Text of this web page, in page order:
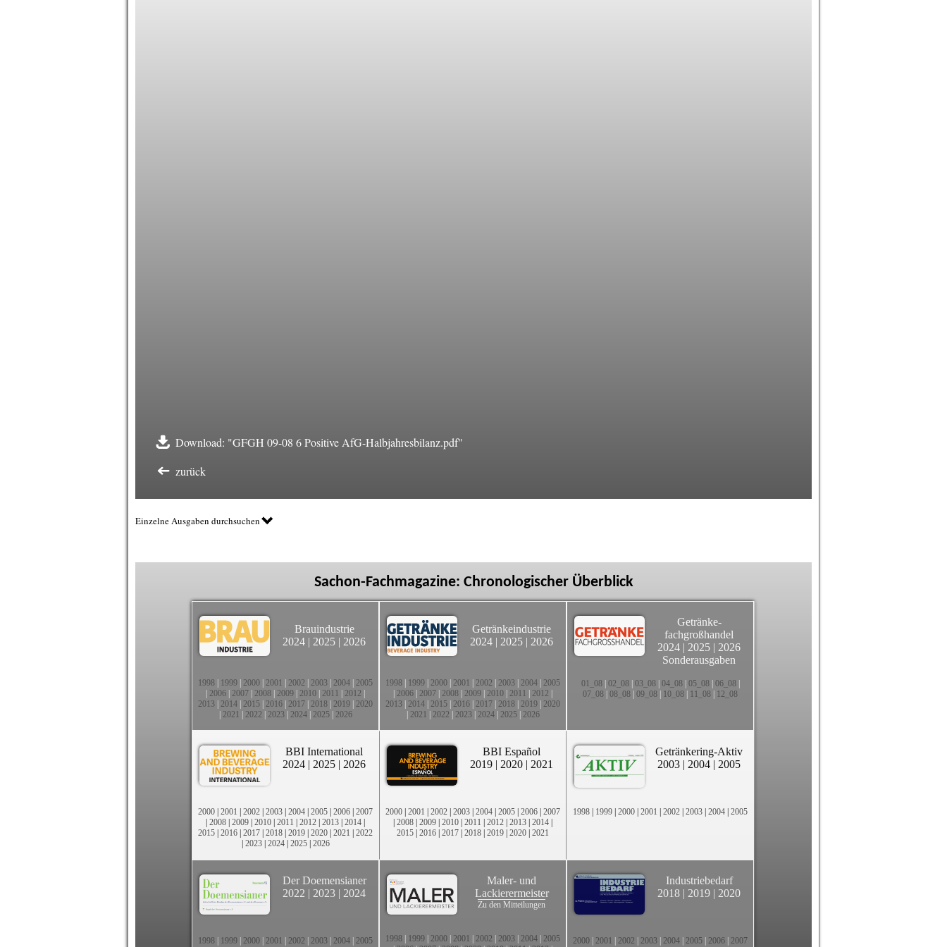
Download: "GFGH 09-08 6 Positive AfG-Halbjahresbilanz.pdf"
zurück
Einzelne Ausgaben durchsuchen
Sachon-Fachmagazine: Chronologischer Überblick
Brauindustrie
2024 | 2025 | 2026
1998 1999 2000 2001 2002 2003 2004 2005
2006 2007 2008 2009 2010 2011 2012
2013 2014 2015 2016 2017 2018 2019 2020
2021 2022 2023| 2024| 2025| 2026
Getränkeindustrie
2024 | 2025 | 2026
1998 1999 2000 2001 2002 2003 2004 2005
2006 2007 2008 2009 2010 2011 2012
2013 2014 2015 2016 2017 2018 2019 2020
2021 2022 2023| 2024| 2025| 2026
Getränke-
fachgroßhandel
2024 | 2025 | 2026
Sonderausgaben
01_08| 02_08| 03_08| 04_08| 05_08| 06_08|
07_08 08_08 09_08 10_08 11_08 12_08
BBI International
2024 | 2025 | 2026
2000 | 2001 | 2002 | 2003 | 2004 | 2005 | 2006 | 2007
| 2008 | 2009 | 2010 | 2011 | 2012 | 2013 | 2014 |
2015 | 2016 | 2017 | 2018 | 2019 | 2020 | 2021 | 2022
| 2023| 2024| 2025| 2026
BBI Español
2019 | 2020 | 2021
2000 | 2001 | 2002 | 2003 | 2004 | 2005 | 2006 | 2007
| 2008 | 2009 | 2010 | 2011 | 2012 | 2013 | 2014 |
2015 | 2016 | 2017 | 2018 | 2019 | 2020 | 2021
Getränkering-Aktiv
2003 | 2004 | 2005
1998 | 1999 | 2000 | 2001 | 2002 | 2003 | 2004 | 2005
Der Doemensianer
2022 | 2023 | 2024
1998 1999 2000 2001 2002 2003 2004 2005
Maler- und
Lackierermeister
Zu den Mitteilungen
1998 1999 2000 2001 2002 2003 2004 2005
Industriebedarf
2018 | 2019 | 2020
2000 2001 2002 2003 2004 2005 2006 2007